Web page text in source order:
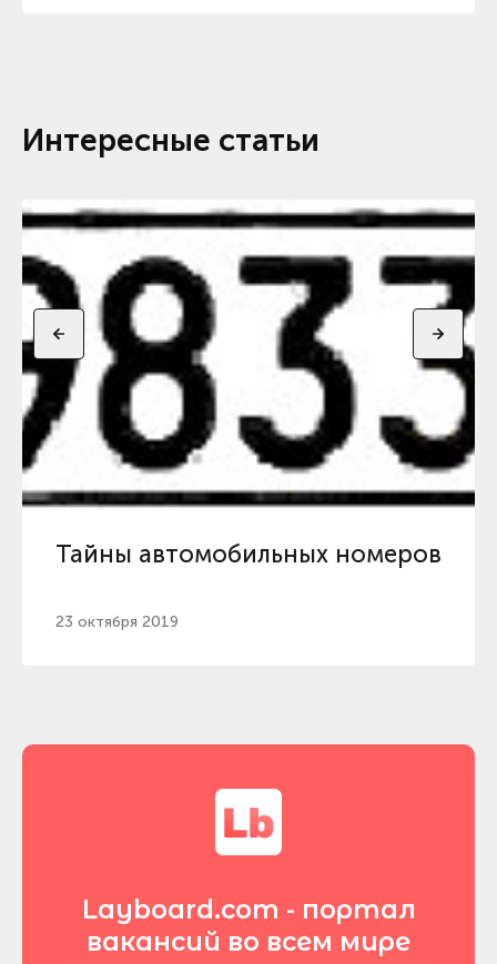
Интересные статьи
Тайны автомобильных номеров
23 октября 2019
Layboard.com - портал
вакансий во всем мире